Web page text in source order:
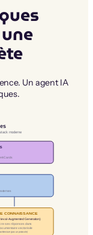
Un agent IA
moderne
Cards
CONNAISSANCE
Augmented Generation)
ses réponses dans
vectorisée
(pas un protocole)